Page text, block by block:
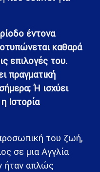
έντονα
καθαρά
επιλογές του.
πραγματική
Ή ισχύει
Ιστορία
του ζωή,
σε μια Αγγλία
ήταν απλώς